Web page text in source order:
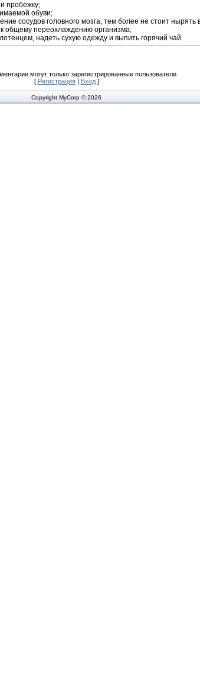
пробежку;
обуви;
сосудов головного мозга, тем более не стоит нырять
общему переохлаждению организма;
надеть сухую одежду и выпить горячий чай.
могут только зарегистрированные пользователи.
[ Регистрация| Вход]
Copyright MyCorp © 2026